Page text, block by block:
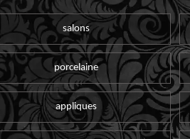
salons
porcelaine
appliques